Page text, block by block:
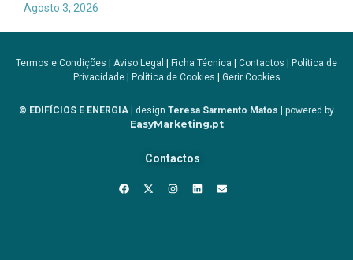
Agosto 3, 2026
Termos e Condições | Aviso Legal | Ficha Técnica | Contactos | Política de
Privacidade| Política de Cookies | Gerir Cookies
© EDIFÍCIOS E ENERGIA | design Teresa Sarmento Matos | powered by
EasyMarketing.pt
Contactos